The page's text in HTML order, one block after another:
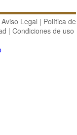
Aviso Legal | Política de
| Condiciones de uso